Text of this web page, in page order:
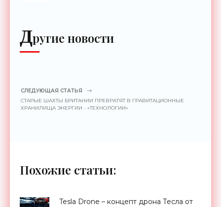
Другие новости
СЛЕДУЮЩАЯ СТАТЬЯ
СТАРЫЕ ШАХТЫ БРИТАНИИ ПРЕВРАТЯТ В ГРАВИТАЦИОННЫЕ
ХРАНИЛИЩА ЭНЕРГИИ - «ТЕХНОЛОГИИ»
Похожие статьи:
Tesla Drone – концепт дрона Тесла от